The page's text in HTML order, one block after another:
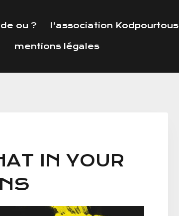
ou ? l’association Kodpourtous
mentions légales
IN YOUR